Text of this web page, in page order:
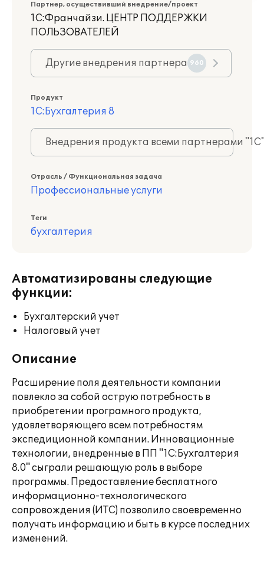
Партнер, осуществивший внедрение/проект
1С:Франчайзи. ЦЕНТР ПОДДЕРЖКИ
ПОЛЬЗОВАТЕЛЕЙ
Другие внедрения партнера 960
Продукт
1С:Бухгалтерия 8
Внедрения продукта всеми партнерами
Отрасль / Функциональная задача
Профессиональные услуги
Теги
бухгалтерия
Автоматизированы следующие
функции:
Бухгалтерский учет
Налоговый учет
Описание
Расширение поля деятельности компании
повлекло за собой острую потребность в
приобретении програмного продукта,
удовлетворяющего всем потребностям
экспедиционной компании. Инновационные
технологии, внедренные в ПП "1С:Бухгалтерия
8.0" сыграли решающую роль в выборе
программы. Предоставление бесплатного
информационно-технологического
сопровождения (ИТС) позволило своевременно
получать информацию и быть в курсе последних
изменений.